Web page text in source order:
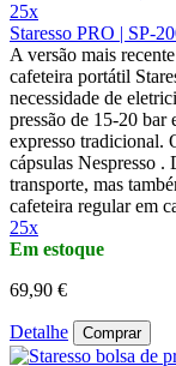
25x
Staresso PRO | SP-
A versão mais
cafeteira portátil
necessidade de
pressão de 15-20 bar
expresso tradicional.
cápsulas Nespresso .
transporte, mas
cafeteira regular em
25x
Em estoque
69,90 €
Detalhe Comprar